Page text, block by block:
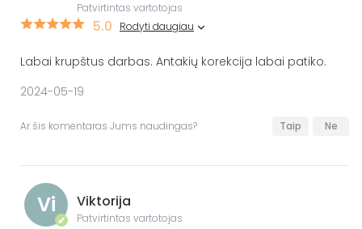
Patvirtintas vartotojas
5.0 Rodyti daugiau
Labai krupštus darbas. Antakių korekcija labai patiko.
2024-05-19
Ar šis komentaras Jums naudingas? Taip Ne
Vi
✔
Viktorija
Patvirtintas vartotojas